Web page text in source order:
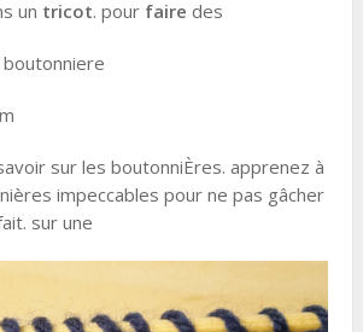
un tricot. pour faire des
sur les boutonniÈres. apprenez à
impeccables pour ne pas gâcher
sur une